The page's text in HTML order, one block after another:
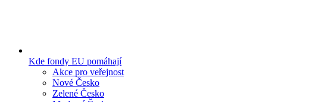
Kde fondy EU pomáhají
Akce pro veřejnost
Nové Česko
Zelené Česko